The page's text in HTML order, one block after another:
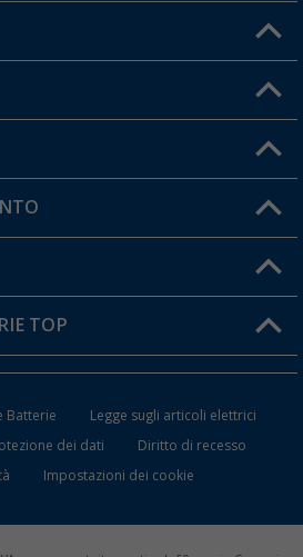
TOP
Batterie
Legge sugli articoli elettrici
dei dati
Diritto di recesso
Impostazioni dei cookie